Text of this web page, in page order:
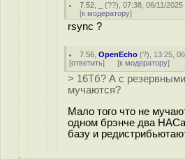
7.52 (??), 07:38, 06/11/2025
[к модератору]
rsync ?
7.56 ,OpenEcho (?), 13:25,
[ответить] [к модератору]
> 16Тб? А с
мучаются?
Мало того что не
одном брэнче два
базу и